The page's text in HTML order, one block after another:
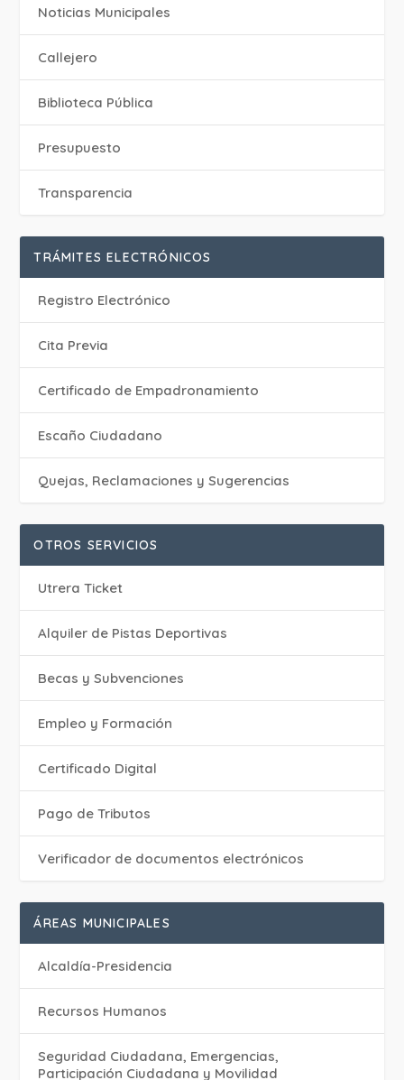
‎Noticias Municipales
Callejero
Biblioteca Pública
Presupuesto
Transparencia
TRÁMITES ELECTRÓNICOS
Registro Electrónico
Cita Previa
Certificado de Empadronamiento
Escaño Ciudadano
Quejas, Reclamaciones y Sugerencias
OTROS SERVICIOS
Utrera Ticket
Alquiler de Pistas Deportivas
Becas y Subvenciones
Empleo y Formación
Certificado Digital
Pago de Tributos
Verificador de documentos electrónicos
ÁREAS MUNICIPALES
Alcaldía-Presidencia
Recursos Humanos
Seguridad Ciudadana, Emergencias,
Participación Ciudadana y Movilidad